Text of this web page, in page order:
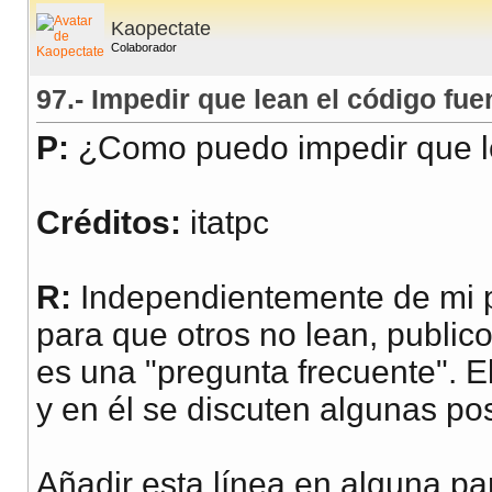
  </tr>
</body>
<body
<a
</body>
</html>
Kaopectate
Colaborador
97.- Impedir que lean el código
P: ¿Como puedo impedir que
Créditos: itatpc
R: Independientemente de mi
para que otros no lean,
es una "pregunta frecuente".
y en él se discuten algunas
Añadir esta línea en alguna